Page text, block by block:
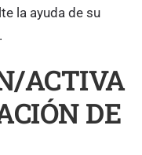
la ayuda de su
ACTIVA
DE